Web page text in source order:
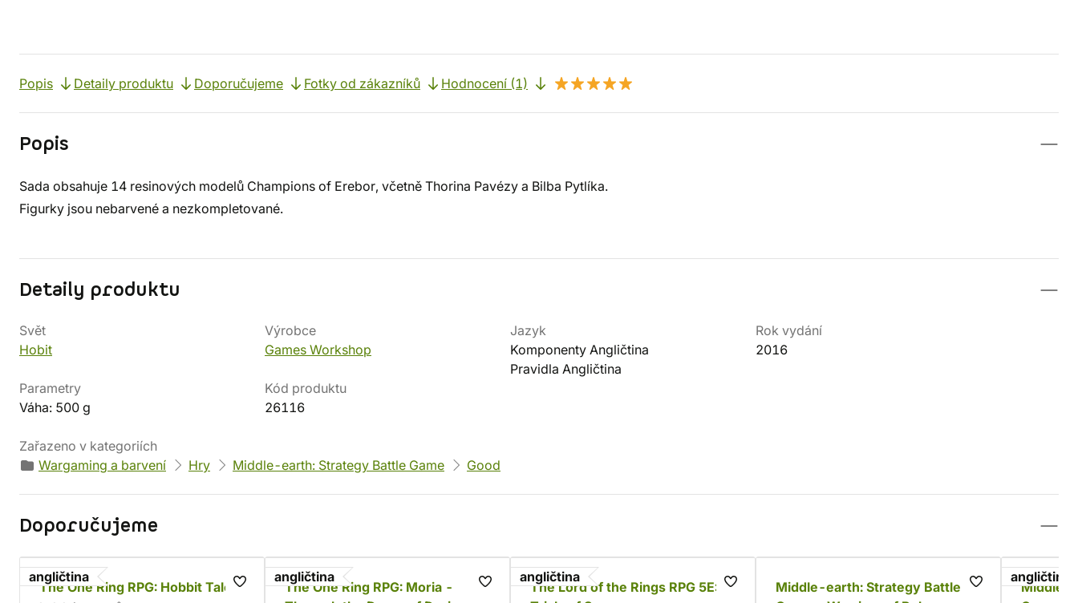
Popis Detaily produktu Doporučujeme Fotky od zákazníků Hodnocení (1)
Popis
Sada obsahuje 14 resinových modelů Champions of Erebor, včetně Thorina Pavézy a Bilba Pytlíka.
Figurky jsou nebarvené a nezkompletované.
Detaily produktu
Svět
Hobit
Výrobce
Games Workshop
Jazyk
Komponenty Angličtina
Pravidla Angličtina
Rok vydání
2016
Parametry
Váha: 500 g
Kód produktu
26116
Zařazeno v kategoriích
Wargaming a barvení
Hry Middle-earth: Strategy Battle Game Good
Doporučujeme
angličtina
The One Ring RPG: Hobbit Tales
angličtina
The One Ring RPG: Moria -
angličtina
The Lord of the Rings RPG 5E:
Middle-earth: Strategy Battle
angličtina
Middle-